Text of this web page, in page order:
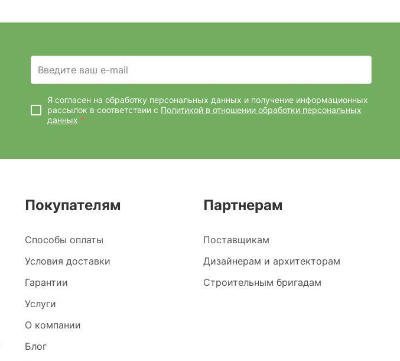
Введите ваш e-mail
Я согласен на обработку персональных данных и получение информационных
рассылок в соответствии с Политикой в отношении обработки персональных
данных *
Покупателям
Способы оплаты
Условия доставки
Гарантии
Услуги
О компании
Блог
Партнерам
Поставщикам
Дизайнерам и архитекторам
Строительным бригадам